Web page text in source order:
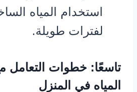
استخدام المياه
لفترات طويلة.
تاسعًا: خطوات
المياه في المنزل